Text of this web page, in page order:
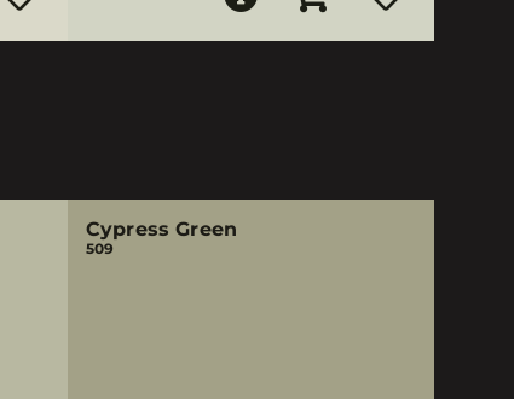
Cypress Green
509